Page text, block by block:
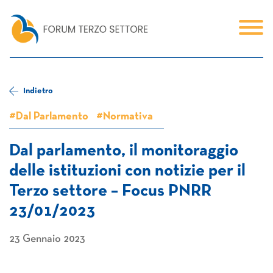
Indietro
#Dal Parlamento #Normativa
Dal parlamento, il monitoraggio
delle istituzioni con notizie per il
Terzo settore – Focus PNRR
23/01/2023
23 Gennaio 2023